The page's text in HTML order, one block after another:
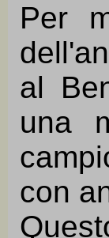
Per
al
una
con